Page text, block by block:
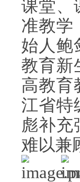
课堂、
准教学
始人鲍
教育新
高教育
江省特
彪补充
难以兼